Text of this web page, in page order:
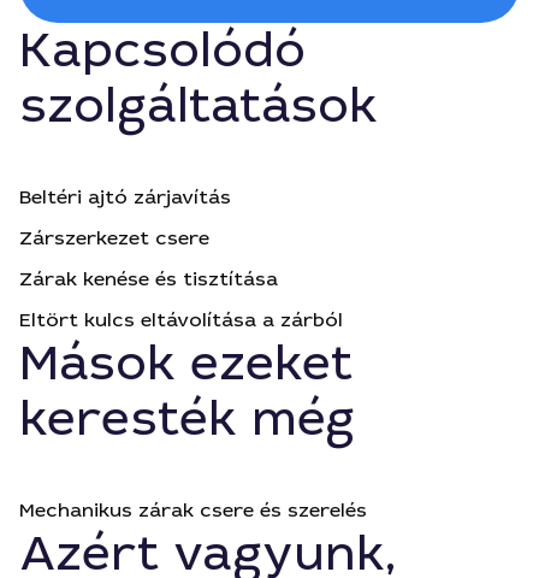
Kapcsolódó
szolgáltatások
Beltéri ajtó zárjavítás
Zárszerkezet csere
Zárak kenése és tisztítása
Eltört kulcs eltávolítása a zárból
Mások ezeket
keresték még
Mechanikus zárak csere és szerelés
Azért vagyunk,